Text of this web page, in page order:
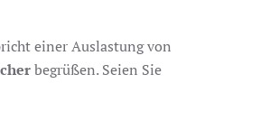
einer Auslastung von
begrüßen. Seien Sie